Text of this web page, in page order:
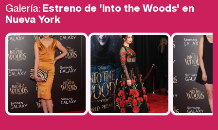
Galería:Estreno de 'Into the Woods' en
Nueva York